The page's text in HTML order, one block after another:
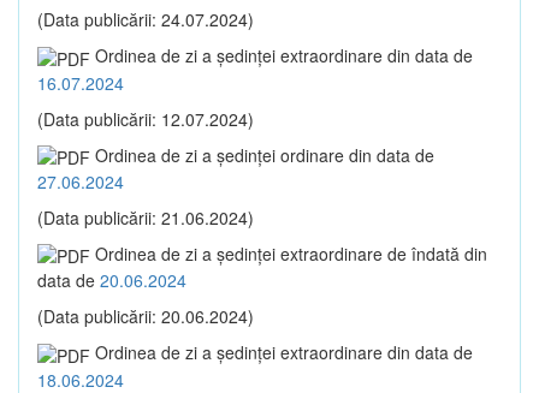
(Data publicării: 24.07.2024)
Ordinea de zi a şedinţei extraordinare din data de
16.07.2024
(Data publicării: 12.07.2024)
Ordinea de zi a şedinţei ordinare din data de
27.06.2024
(Data publicării: 21.06.2024)
Ordinea de zi a şedinţei extraordinare de îndată din
data de 20.06.2024
(Data publicării: 20.06.2024)
Ordinea de zi a şedinţei extraordinare din data de
18.06.2024